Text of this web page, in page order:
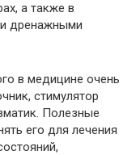
а также в
дренажными
в медицине очень
стимулятор
Полезные
его для лечения